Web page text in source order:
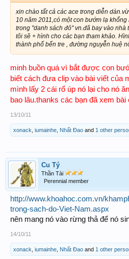
xin chào tất cả các ace trong diễn
10 năm 2011,có một con bướm lạ
trong "danh sách đỏ" vn.đã bay vào nhà
tôi sẽ + hình cho các bạn tham khảo.
thành phố bến tre , đường nguyễn huệ
minh buồn quá vì bắt được con
biết cách đưa clip vào bài viết của
mình lấy 2 cái rổ úp nó lại cho nó
bao lâu.thanks các bạn đã xem bài
13/10/11
xonack iumainhe Nhất Đao and 1 other
Cu Tý
Thần Tài
Perennial member
http://www.khoahoc.com.vn/
trong-sach-do-Viet-Nam.aspx
nên mang nó vào rừng thả để nó
14/10/11
xonack iumainhe Nhất Đao and 1 other